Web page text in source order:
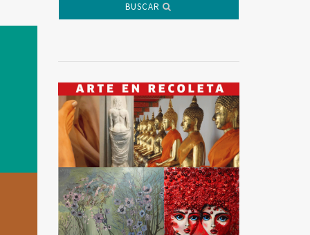
BUSCAR